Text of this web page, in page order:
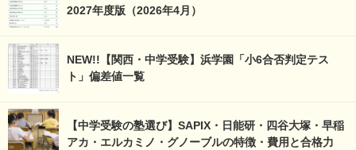
2027年度版（2026年4月）
NEW!!【関西・中学受験】浜学園「小6合否判定テス
ト」偏差値一覧
【中学受験の塾選び】SAPIX・日能研・四谷大塚・早稲
アカ・エルカミノ・グノーブルの特徴・費用と合格力